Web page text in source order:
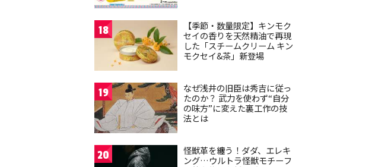
18
【季節・数量限定】キンモク
セイの香りを天然精油で再現
した「スチームクリーム キン
モクセイ&茶」新登場
19
なぜ浅井の旧臣は秀吉に従っ
たのか？ 武力を使わず“自分
の味方”に変えた裏工作の技
法とは
20
怪獣革を纏う！ダダ、エレキ
ング…ウルトラ怪獣モチーフ